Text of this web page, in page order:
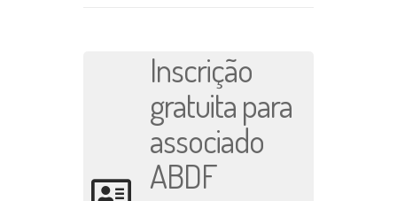
Inscrição
gratuita para
associado
ABDF